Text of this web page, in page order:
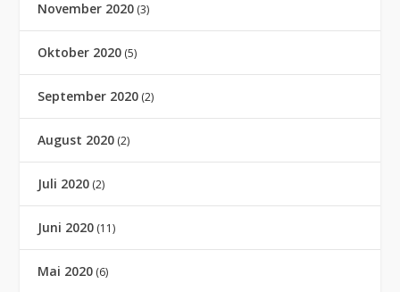
November 2020 (3)
Oktober 2020 (5)
September 2020 (2)
August 2020 (2)
Juli 2020 (2)
Juni 2020 (11)
Mai 2020 (6)